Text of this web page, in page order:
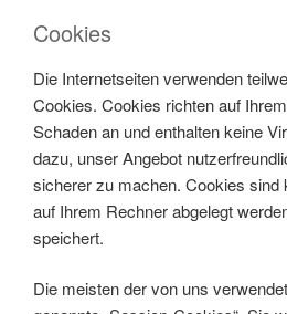
Cookies
Die Internetseiten verwenden
Cookies. Cookies richten auf
Schaden an und enthalten keine
dazu, unser Angebot
sicherer zu machen. Cookies sind
auf Ihrem Rechner abgelegt
speichert.
Die meisten der von uns